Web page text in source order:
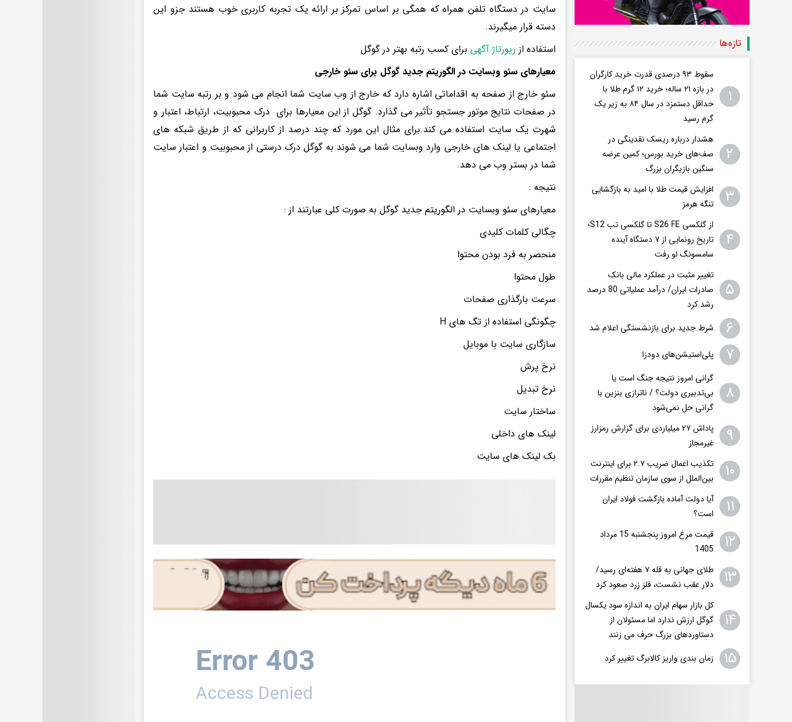
سایت در دستگاه تلفن همراه که همگی بر اساس تمرکز بر ارائه یک تجربه کاربری خوب هستند جزو این
دسته قرار میگیرند.
استفاده از رپورتاژ آگهی برای کسب رتبه بهتر در گوگل
معیارهای سئو وبسایت در الگوریتم جدید گوگل برای سئو خارجی
سئو خارج از صفحه به اقداماتی اشاره دارد که خارج از وب سایت شما انجام می شود و بر رتبه سایت شما
در صفحات نتایج موتور جستجو تأثیر می گذارد. گوگل از این معیارها برای درک محبوبیت، ارتباط، اعتبار و
شهرت یک سایت استفاده می کند.برای مثال این مورد که چند درصد از کاربرانی که از طریق شبکه های
اجتماعی یا لینک های خارجی وارد وبسایت شما می شوند به گوگل درک درستی از محبوبیت و اعتبار سایت
شما در بستر وب می دهد.
نتیجه :
معیارهای سئو وبسایت در الگوریتم جدید گوگل به صورت کلی عبارتند از :
چگالی کلمات کلیدی
منحصر به فرد بودن محتوا
طول محتوا
سرعت بارگذاری صفحات
چگونگی استفاده از تگ های H
سازگاری سایت با موبایل
نرخ پرش
نرخ تبدیل
ساختار سایت
لینک های داخلی
بک لینک های سایت
تازه‌ها
۱
سقوط ۹۳ درصدی قدرت خرید کارگران
در بازه ۲۱ ساله؛ خرید ۱۲ گرم طلا با
حداقل دستمزد در سال ۸۴ به زیر یک
گرم رسید
۲
هشدار درباره ریسک نقدینگی در
صف‌های خرید بورس؛ کمین عرضه
سنگین بازیگران بزرگ
۳
افزایش قیمت طلا با امید به بازگشایی
تنگه هرمز
۴
از گلکسی S26 FE تا گلکسی تب S12؛
تاریخ رونمایی از ۷ دستگاه آینده
سامسونگ لو رفت
۵
تغییر مثبت در عملکرد مالی بانک
صادرات ایران/ درآمد عملیاتی 80 درصد
رشد کرد
۶ شرط جدید برای بازنشستگی اعلام شد
۷ پلی‌استیشن‌های دودزا
۸
گرانی امروز نتیجه جنگ است یا
بی‌تدبیری دولت؟ / ناترازی بنزین با
گرانی حل نمی‌شود
۹
پاداش ۲۷ میلیاردی برای گزارش رمزارز
غیرمجاز
۱۰
تکذیب اعمال ضریب ۲.۷ برای اینترنت
بین‌الملل از سوی سازمان تنظیم مقررات
۱۱
آیا دولت آماده بازگشت فولاد ایران
است؟
۱۲
قیمت مرغ امروز پنجشنبه 15 مرداد
1405
۱۳
طلای جهانی به قله ۷ هفته‌ای رسید/
دلار عقب نشست، فلز زرد صعود کرد
۱۴
کل بازار سهام ایران به اندازه سود یکسال
گوگل ارزش ندارد اما مسئولان از
دستاوردهای بزرگ حرف می زنند
۱۵ زمان بندی واریز کالابرگ تغییر کرد